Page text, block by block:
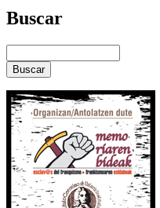
Buscar